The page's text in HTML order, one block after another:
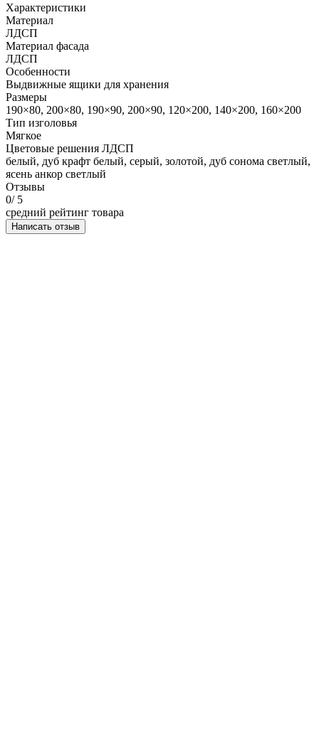
Характеристики
Материал
ЛДСП
Материал фасада
ЛДСП
Особенности
Выдвижные ящики для хранения
Размеры
190×80, 200×80, 190×90, 200×90, 120×200, 140×200, 160×200
Тип изголовья
Мягкое
Цветовые решения ЛДСП
белый, дуб крафт белый, серый, золотой, дуб сонома светлый,
ясень анкор светлый
Отзывы
0/ 5
средний рейтинг товара
Написать отзыв